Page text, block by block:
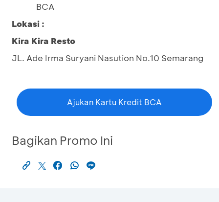
BCA
Lokasi :
Kira Kira Resto
JL. Ade Irma Suryani Nasution No.10 Semarang
Ajukan Kartu Kredit BCA
Bagikan Promo Ini